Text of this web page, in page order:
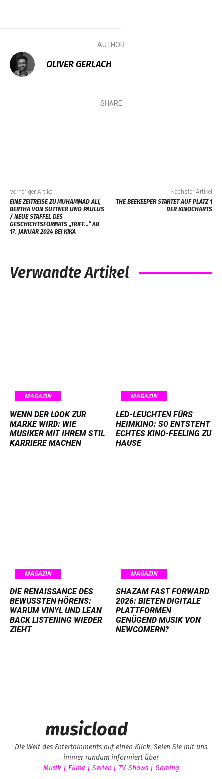
AUTHOR
OLIVER GERLACH
SHARE
Vorheriger Artikel
EINE ZEITREISE ZU MUHAMMAD ALI,
BERTHA VON SUTTNER UND PAULUS
/ NEUE STAFFEL DES
GESCHICHTSFORMATS „TRIFF…“ AB
17. JANUAR 2024 BEI KIKA
Nächster Artikel
THE BEEKEEPER STARTET AUF PLATZ 1
DER KINOCHARTS
Verwandte Artikel
MAGAZIN
WENN DER LOOK ZUR
MARKE WIRD: WIE
MUSIKER MIT IHREM STIL
KARRIERE MACHEN
MAGAZIN
LED-LEUCHTEN FÜRS
HEIMKINO: SO ENTSTEHT
ECHTES KINO-FEELING ZU
HAUSE
MAGAZIN
DIE RENAISSANCE DES
BEWUSSTEN HÖRENS:
WARUM VINYL UND LEAN
BACK LISTENING WIEDER
ZIEHT
MAGAZIN
SHAZAM FAST FORWARD
2026: BIETEN DIGITALE
PLATTFORMEN
GENÜGEND MUSIK VON
NEWCOMERN?
musicload
Die Welt des Entertainments auf einen Klick. Seien Sie mit uns
immer rundum informiert über
Musik | Filme | Serien | TV-Shows | Gaming